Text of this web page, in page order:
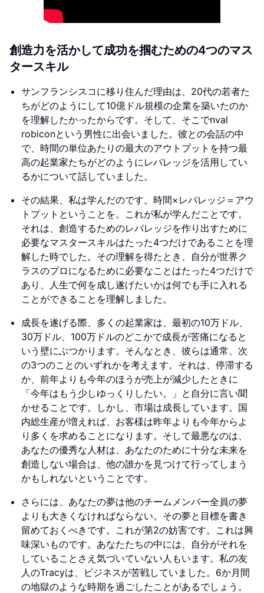
創造力を活かして成功を掴むための4つのマス
タースキル
サンフランシスコに移り住んだ理由は、20代の若者た
ちがどのようにして10億ドル規模の企業を築いたのか
を理解したかったからです。そして、そこでnval
robiconという男性に出会いました。彼との会話の中
で、時間の単位あたりの最大のアウトプットを持つ最
高の起業家たちがどのようにレバレッジを活用してい
るかについて話していました。
その結果、私は学んだのです。時間×レバレッジ＝アウ
トプットということを。これが私が学んだことです。
それは、創造するためのレバレッジを作り出すために
必要なマスタースキルはたった4つだけであることを理
解した時でした。その理解を得たとき、自分が世界ク
ラスのプロになるために必要なことはたった4つだけで
あり、人生で何を成し遂げたいかは何でも手に入れる
ことができることを理解しました。
成長を遂げる際、多くの起業家は、最初の10万ドル、
30万ドル、100万ドルのどこかで成長が苦痛になると
いう壁にぶつかります。そんなとき、彼らは通常、次
の3つのことのいずれかを考えます。それは、停滞する
か、前年よりも今年のほうが売上が減少したときに
「今年はもう少しゆっくりしたい。」と自分に言い聞
かせることです。しかし、市場は成長しています。国
内総生産が増えれば、お客様は昨年よりも今年からよ
り多くを求めることになります。そして最悪なのは、
あなたの優秀な人材は、あなたのために十分な未来を
創造しない場合は、他の誰かを見つけて行ってしまう
かもしれないということです。
さらには、あなたの夢は他のチームメンバー全員の夢
よりも大きくなければならない。その夢と目標を書き
留めておくべきです。これが第2の妨害です。これは興
味深いものです。あなたたちの中には、自分がそれを
していることさえ気づいていない人もいます。私の友
人のTracyは、ビジネスが苦戦していました。6か月間
の地獄のような時期を過ごしたことがあるでしょう。